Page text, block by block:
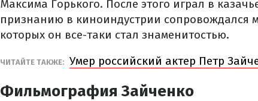
Максима Горького. После этого играл в
признанию в киноиндустрии сопровождался
которых он все-таки стал знаменитостью.
ЧИТАЙТЕ ТАКЖЕ: Умер российский актер Петр
Фильмография Зайченко